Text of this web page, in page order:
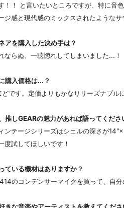
！！ と言いたいところですが、特に音色
ジ感と現代感のミックスされたようなサ
アを購入した決め手は？
ならぬ、一聴惚れしてしまいました...！
購入価格は...？
です。定価よりもかなりリーズナブル
推しGEARの魅力があれば語ってくださ
ンテージシリーズはシェルの深さが
度試してほしいです！
ている機材はありますか？
のコンデンサーマイクを買って、自
きな音楽やアーティストを教えてくださ